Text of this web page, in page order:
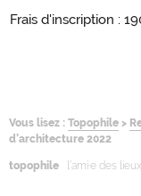
Frais d'inscription :
Vous lisez : Topophile >
d’architecture 2022
topophile l’ami·e des